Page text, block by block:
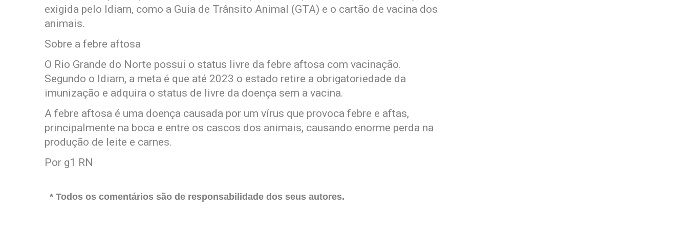
exigida pelo Idiarn, como a Guia de Trânsito Animal (GTA) e o cartão de vacina dos
animais.
Sobre a febre aftosa
O Rio Grande do Norte possui o status livre da febre aftosa com vacinação.
Segundo o Idiarn, a meta é que até 2023 o estado retire a obrigatoriedade da
imunização e adquira o status de livre da doença sem a vacina.
A febre aftosa é uma doença causada por um vírus que provoca febre e aftas,
principalmente na boca e entre os cascos dos animais, causando enorme perda na
produção de leite e carnes.
Por g1 RN
* Todos os comentários são de responsabilidade dos seus autores.